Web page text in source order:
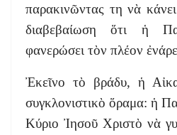
παρακινῶντας τη νὰ
διαβεβαίωση ὅτι ἡ
φανερώσει τὸν πλέον
Ἐκεῖνο τὸ βράδυ, ἡ
συγκλονιστικὸ ὅραμα: ἡ
Κύριο Ἰησοῦ Χριστὸ νὰ